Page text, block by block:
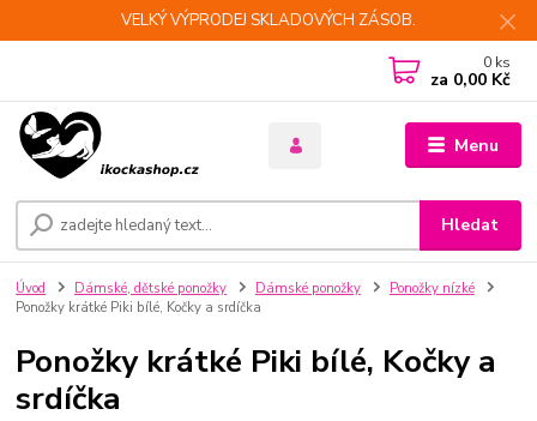
VELKÝ VÝPRODEJ SKLADOVÝCH ZÁSOB.
Menu
Hledat
0 ks
za 0,00 Kč
Úvod Dámské, dětské ponožky Dámské ponožky
Ponožky nízké
Ponožky krátké Piki bílé, Kočky a srdíčka
Ponožky krátké Piki bílé, Kočky a
srdíčka